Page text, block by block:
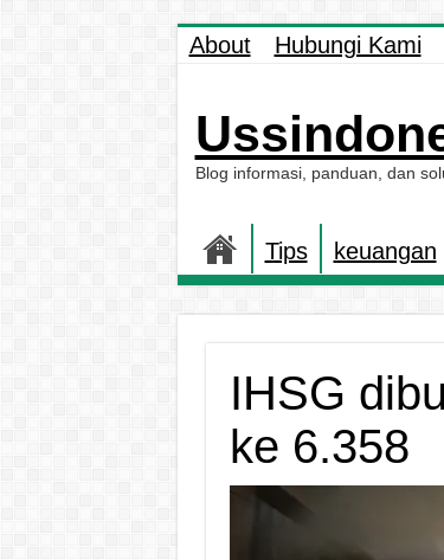
About Hubungi Kami
Blog informasi, panduan, dan
Tips keuangan
IHSG
ke 6.358